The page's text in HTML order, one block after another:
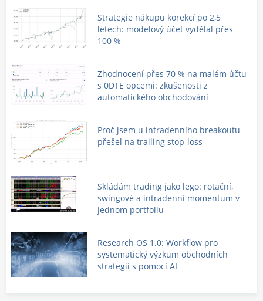
Strategie nákupu korekcí po 2,5
letech: modelový účet vydělal přes
100 %
Zhodnocení přes 70 % na malém účtu
s 0DTE opcemi: zkušenosti z
automatického obchodování
Proč jsem u intradenního breakoutu
přešel na trailing stop-loss
Skládám trading jako lego: rotační,
swingové a intradenní momentum v
jednom portfoliu
Research OS 1.0: Workflow pro
systematický výzkum obchodních
strategií s pomocí AI